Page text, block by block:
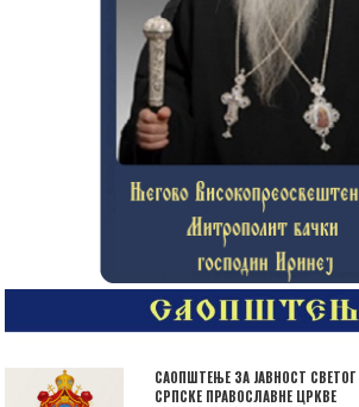
САОПШТЕЊЕ ЗА ЈАВНОСТ
СРПСКЕ ПРАВОСЛАВНЕ ЦРКВЕ